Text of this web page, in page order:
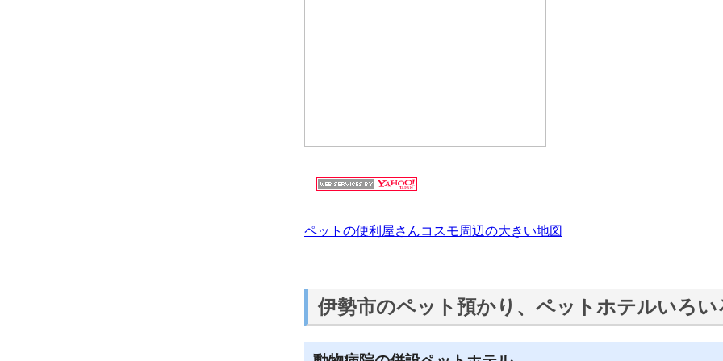
ペットの便利屋さんコスモ周辺の大きい地図
伊勢市のペット預かり、ペットホテルいろい